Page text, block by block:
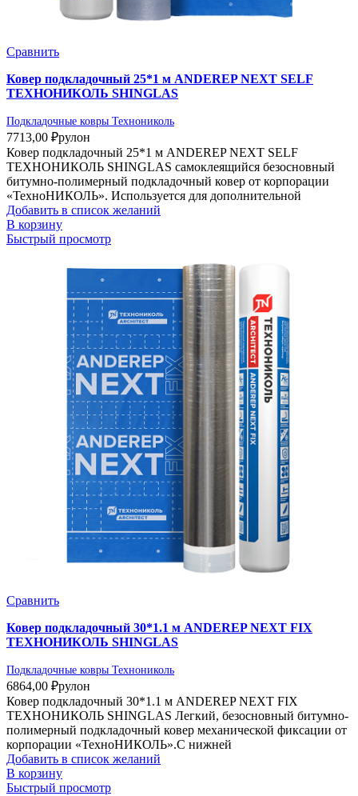
Сравнить
Ковер подкладочный 25*1 м ANDEREP NEXT SELF
ТЕХНОНИКОЛЬ SHINGLAS
Подкладочные ковры Технониколь
7713,00 ₽рулон
Ковер подкладочный 25*1 м ANDEREP NEXT SELF
ТЕХНОНИКОЛЬ SHINGLAS самоклеящийся безосновный
битумно-полимерный подкладочный ковер от корпорации
«ТехноНИКОЛЬ». Используется для дополнительной
Добавить в список желаний
В корзину
Быстрый просмотр
Сравнить
Ковер подкладочный 30*1.1 м ANDEREP NEXT FIX
ТЕХНОНИКОЛЬ SHINGLAS
Подкладочные ковры Технониколь
6864,00 ₽рулон
Ковер подкладочный 30*1.1 м ANDEREP NEXT FIX
ТЕХНОНИКОЛЬ SHINGLAS Легкий, безосновный битумно-
полимерный подкладочный ковер механической фиксации от
корпорации «ТехноНИКОЛЬ».С нижней
Добавить в список желаний
В корзину
Быстрый просмотр